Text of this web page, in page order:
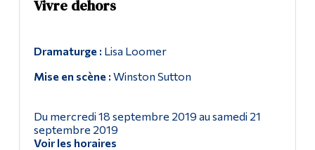
Vivre dehors
Dramaturge : Lisa Loomer
Mise en scène : Winston Sutton
Du mercredi 18 septembre 2019 au samedi 21
septembre 2019
Voir les horaires